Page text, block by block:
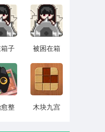
v1.0.4
子
新
被困在箱
妹 中文版
v1.0.3
整
木块九宫